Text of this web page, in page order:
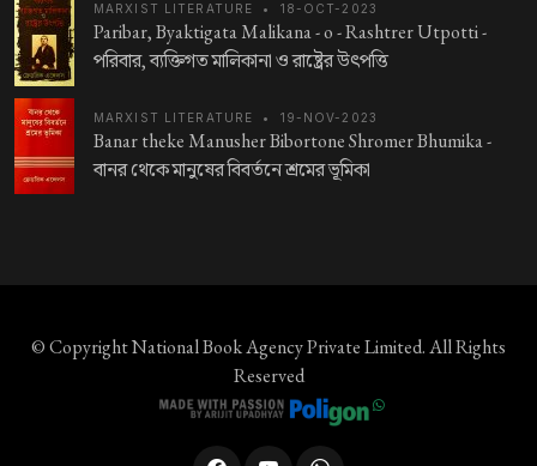
MARXIST LITERATURE • 18-OCT-2023
Paribar, Byaktigata Malikana - o - Rashtrer Utpotti -
পরিবার, ব্যক্তিগত মালিকানা ও রাষ্ট্রের উৎপত্তি
MARXIST LITERATURE • 19-NOV-2023
Banar theke Manusher Bibortone Shromer Bhumika -
বানর থেকে মানুষের বিবর্তনে শ্রমের ভূমিকা
© CopyrightNational Book Agency Private Limited. All Rights
Reserved